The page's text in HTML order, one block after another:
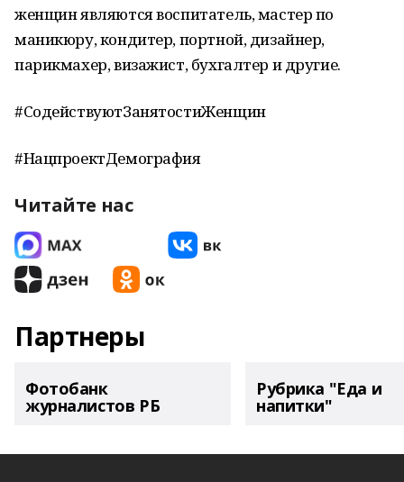
женщин являются воспитатель, мастер по
маникюру, кондитер, портной, дизайнер,
парикмахер, визажист, бухгалтер и другие.
#СодействуютЗанятостиЖенщин
#НацпроектДемография
Читайте нас
Партнеры
Фотобанк
журналистов РБ
Рубрика "Еда и
напитки"